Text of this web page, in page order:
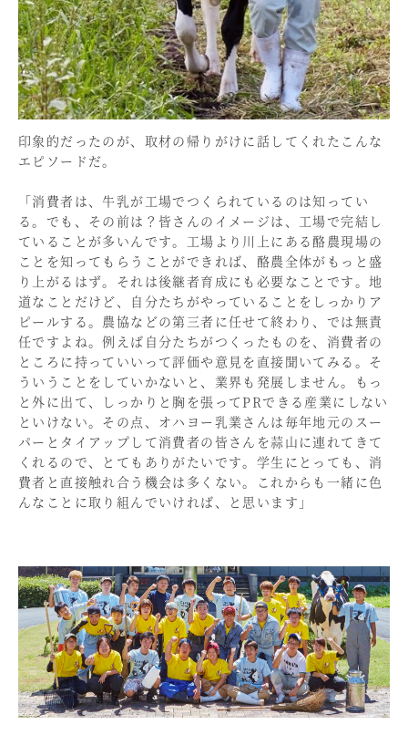
印象的だったのが、取材の帰りがけに話してくれたこんな
エピソードだ。
「消費者は、牛乳が工場でつくられているのは知ってい
る。でも、その前は？皆さんのイメージは、工場で完結し
ていることが多いんです。工場より川上にある酪農現場の
ことを知ってもらうことができれば、酪農全体がもっと盛
り上がるはず。それは後継者育成にも必要なことです。地
道なことだけど、自分たちがやっていることをしっかりア
ピールする。農協などの第三者に任せて終わり、では無責
任ですよね。例えば自分たちがつくったものを、消費者の
ところに持っていいって評価や意見を直接聞いてみる。そ
ういうことをしていかないと、業界も発展しません。もっ
と外に出て、しっかりと胸を張ってPRできる産業にしない
といけない。その点、オハヨー乳業さんは毎年地元のスー
パーとタイアップして消費者の皆さんを蒜山に連れてきて
くれるので、とてもありがたいです。学生にとっても、消
費者と直接触れ合う機会は多くない。これからも一緒に色
んなことに取り組んでいければ、と思います」